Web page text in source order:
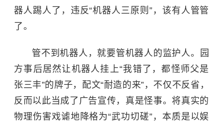
器人踢人了，违反“机器人三原则”，该有人管管
了。
管不到机器人，就要管机器人的监护人。园
方事后居然让机器人挂上“我错了，都怪师父是
张三丰”的牌子，配文“耐造的来”，不仅不反省，
反而以此当成了广告宣传，真是怪事。将真实的
物理伤害戏谑地降格为“武功切磋”，本质是以娱